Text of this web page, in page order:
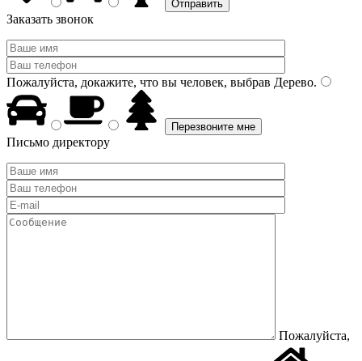
Заказать звонок
Пожалуйста, докажите, что вы человек, выбрав Дерево.
Письмо директору
Пожалуйста,